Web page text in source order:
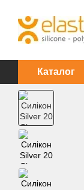
Каталог